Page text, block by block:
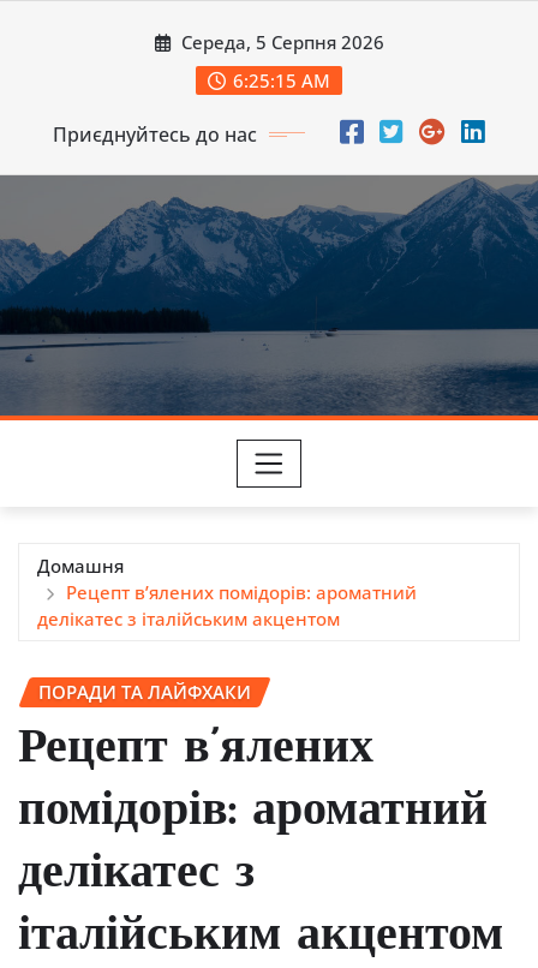
Середа, 5 Серпня 2026
6:25:17 AM
Приєднуйтесь до нас
Домашня
Рецепт в’ялених помідорів: ароматний
делікатес з італійським акцентом
ПОРАДИ ТА ЛАЙФХАКИ
Рецепт в’ялених
помідорів: ароматний
делікатес з
італійським акцентом